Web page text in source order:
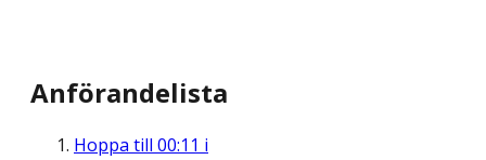
Anförandelista
Hoppa till 00:11 i